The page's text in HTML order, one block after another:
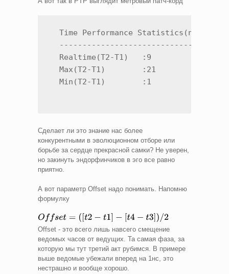
Time Performance Statistics(ns):
Realtime(T2-T1)   :9
  Max(T2-T1)        :21
  Min(T2-T1)        :1
Сделает ли это знание нас более
конкурентными в эволюционном отборе или
борьбе за сердце прекрасной самки? Не уверен,
но закинуть эндорфинчиков в эго все равно
приятно.
А вот параметр Offset надо понимать. Напомню
формулку
Offset - это всего лишь навсего смещение
ведомых часов от ведущих. Та самая фаза, за
которую мы тут третий акт рубимся. В примере
выше ведомые убежали вперед на 1нс, это
нестрашно и вообще хорошо.